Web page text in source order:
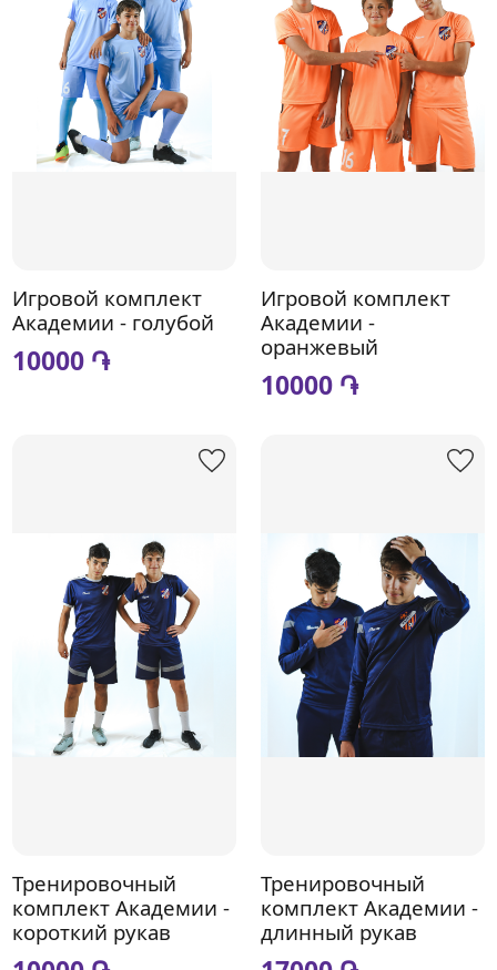
Игровой комплект
Академии - голубой
10000 ֏
Игровой комплект
Академии -
оранжевый
10000 ֏
Тренировочный
комплект Академии -
короткий рукав
Тренировочный
комплект Академии -
длинный рукав